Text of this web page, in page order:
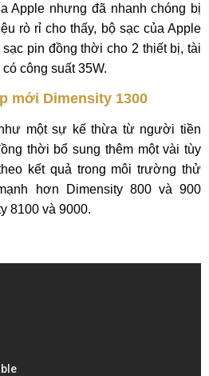
Apple nhưng đã nhanh chóng bị
rò rỉ cho thấy, bộ sạc của Apple
pin đồng thời cho 2 thiết bị, tài
công suất 35W.
mới Dimensity 1300
một sự kế thừa từ người tiền
thời bổ sung thêm một vài tùy
kết quả trong môi trường thử
hơn Dimensity 800 và 900
8100 và 9000.